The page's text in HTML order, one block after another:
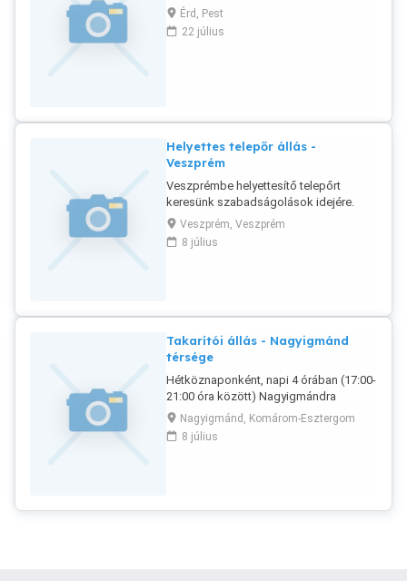
induló építkezési terület őrzésére.
Vagyonőri végzettség szükséges.
Jelentkezni fényképes önéletrajzzal
Érd, Pest
22 július
Helyettes telepőr állás -
Veszprém
Veszprémbe helyettesítő telepőrt
keresünk szabadságolások idejére.
Jelentkezni fényképes önéletrajzzal
lehetséges.
Veszprém, Veszprém
8 július
Takarítói állás - Nagyigmánd
térsége
Hétköznaponként, napi 4 órában (17:00-
21:00 óra között) Nagyigmándra
takarítónőt keresünk azonnali
kezdéssel. Jelentkezni fényképes
önéletrajzzal lehetséges.
Nagyigmánd, Komárom-Esztergom
8 július